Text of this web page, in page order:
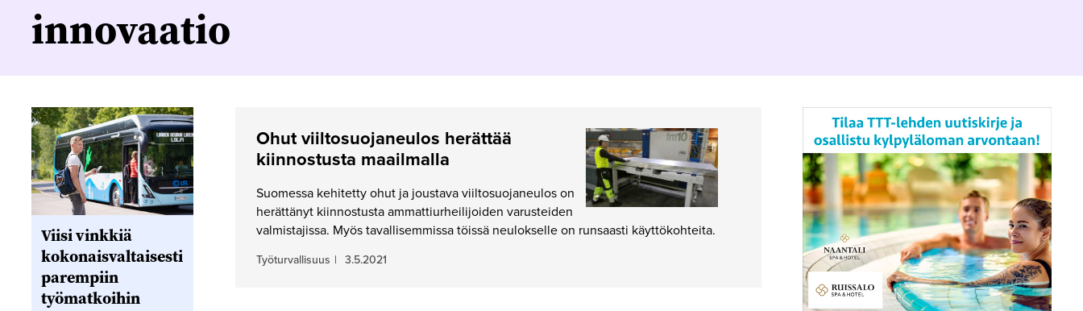
innovaatio
Ohut viiltosuojaneulos herättää
kiinnostusta maailmalla
Suomessa kehitetty ohut ja joustava viiltosuojaneulos on
herättänyt kiinnostusta ammattiurheilijoiden varusteiden
valmistajissa. Myös tavallisemmissa töissä neulokselle on runsaasti käyttökohteita.
Työturvallisuus | 3.5.2021
Viisi vinkkiä
kokonaisvaltaisesti
parempiin
työmatkoihin